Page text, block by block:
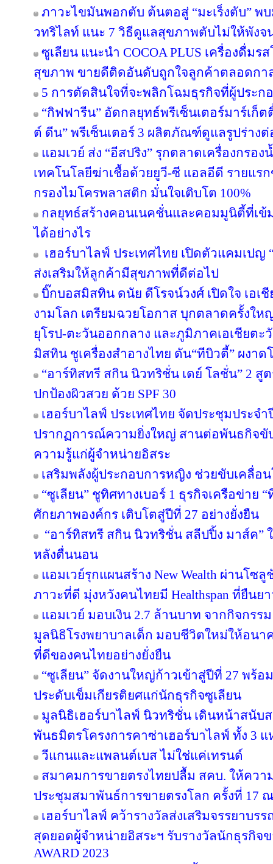
ภาวะไขมันพอกตับ ต้นตอสู่ “มะเร็งตับ” พ
วทริไลท์ แนะ 7 วิธีดูแลสุขภาพตับไม่ให้พังจ
ซูเลียน แนะนำ COCOA PLUS เครื่องดื่ม
สุขภาพ ขายดีติดอันดับถูกใจลูกค้าตลอดกา
5 การตัดสินใจที่จะพลิกโฉมธุรกิจที่ผู้ประ
“กิฟฟารีน” อัดกลยุทธ์พรีเซ็นเตอร์มาร์เก็
ต์ ดีน” พรีเซ็นเตอร์ 3 ผลิตภัณฑ์ดูแลรูปร่าง
แอมเวย์ ส่ง “อีสปริง” รุกตลาดเครื่องกรอ
เทคโนโลยีฆ่าเชื้อด้วยยูวี-ซี แอลอีดี รายแ
กรองไมโครพลาสติก มั่นใจเติบโต 100%
กลยุทธ์สร้างคอนเนคชั่นและคอมมูนิตี้ที่เข้
ได้อย่างไร
เฮอร์บาไลฟ์ ประเทศไทย เปิดตัวแคมเปญ
ส่งเสริมให้ลูกค้ามีสุขภาพที่ดีต่อไป
บิ๊กบอสมิสทิน ดนัย ดีโรจน์วงศ์ เปิดใจ เอเ
งามโลก เตรียมฉวยโอกาส บุกตลาดครั้งให
ยุโรป-ตะวันออกกลาง และภูมิภาคเอเชียตะ
มิสทิน ชูเครื่องสำอางไทย ดัน“ทีบิวตี้” ผงาด
“อาร์ทิสทรี สกิน นิวทริชั่น เดย์ โลชั่น” 2 สู
ปกป้องผิวสวย ด้วย SPF 30
เฮอร์บาไลฟ์ ประเทศไทย จัดประชุมประจำปี
ปรากฏการณ์ความยิ่งใหญ่ สานต่อพันธกิจขั
ความรู้แก่ผู้จำหน่ายอิสระ
เสริมพลังผู้ประกอบการหญิง ช่วยขับเคลื่อ
“ซูเลียน” ชูทิศทางเบอร์ 1 ธุรกิจเครือข่าย
ศักยภาพองค์กร เติบโตสู่ปีที่ 27 อย่างยั่งยืน
“อาร์ทิสทรี สกิน นิวทริชั่น สลีปปิ้ง มาส์ค”
หลังตื่นนอน
แอมเวย์รุกแผนสร้าง New Wealth ผ่านโ
ภาวะที่ดี มุ่งหวังคนไทยมี Healthspan ที่ยืนย
แอมเวย์ มอบเงิน 2.7 ล้านบาท จากกิจกรร
มูลนิธิโรงพยาบาลเด็ก มอบชีวิตใหม่ให้อน
ที่ดีของคนไทยอย่างยั่งยืน
“ซูเลียน” จัดงานใหญ่ก้าวเข้าสู่ปีที่ 27 พร้
ประดับเข็มเกียรติยศแก่นักธุรกิจซูเลียน
มูลนิธิเฮอร์บาไลฟ์ นิวทริชั่น เดินหน้าสนับ
พันธมิตรโครงการคาซ่าเฮอร์บาไลฟ์ ทั้ง 3 แ
วีแกนและแพลนต์เบส ไม่ใช่แค่เทรนด์
สมาคมการขายตรงไทยปลื้ม สคบ. ให้คว
ประชุมสมาพันธ์การขายตรงโลก ครั้งที่ 17
เฮอร์บาไลฟ์ คว้ารางวัลส่งเสริมจรรยาบร
สุดยอดผู้จำหน่ายอิสระฯ รับรางวัลนักธุรกิจข
AWARD 2023